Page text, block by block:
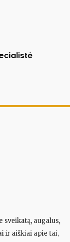
augalus,
ir aiškiai apie tai,